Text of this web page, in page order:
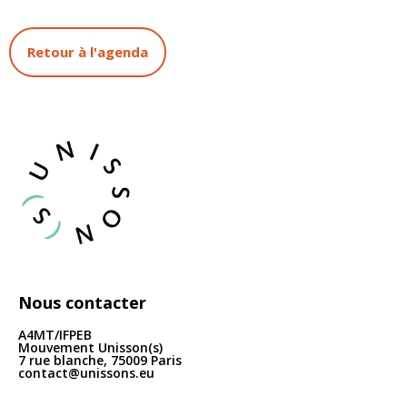
Retour à l'agenda
Nous contacter
A4MT/IFPEB
Mouvement Unisson(s)
7 rue blanche, 75009 Paris
contact@unissons.eu